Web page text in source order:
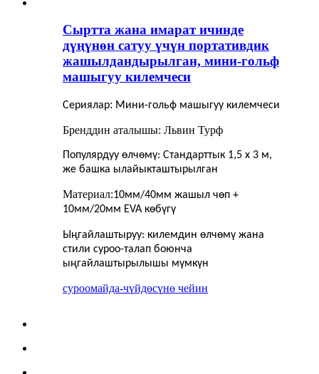
Сыртта жана имарат ичинде
дүңүнөн сатуу үчүн портативдик
жашылдандырылган, мини-гольф
машыгуу килемчеси
Сериялар: Мини-гольф машыгуу килемчеси
Бренддин аталышы: Львин Турф
Популярдуу өлчөмү: Стандарттык 1,5 х 3 м,
же башка ылайыкташтырылган
Материал:10мм/40мм жашыл чөп +
10мм/20мм EVA көбүгү
Ыңгайлаштыруу: килемдин өлчөмү жана
стили суроо-талап боюнча
ыңгайлаштырылышы мүмкүн
суроомайда-чүйдөсүнө чейин